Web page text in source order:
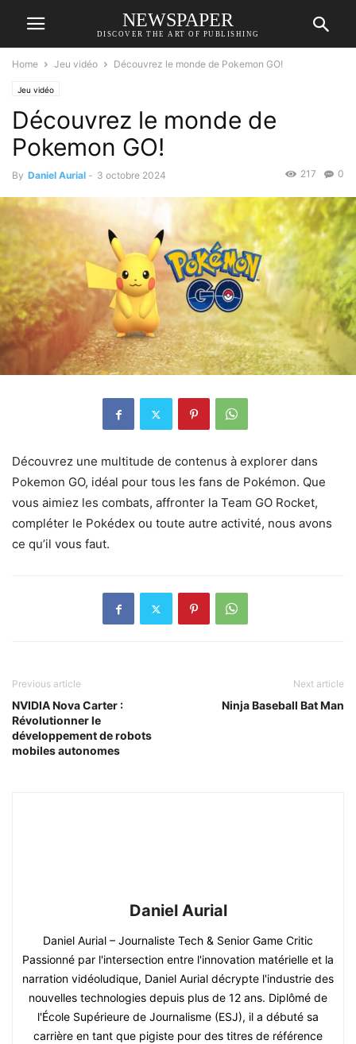
NEWSPAPER
DISCOVER THE ART OF PUBLISHING
Home Jeu vidéo Découvrez le monde de Pokemon GO!
Jeu vidéo
Découvrez le monde de
Pokemon GO!
By Daniel Aurial - 3 octobre 2024 0
217
Découvrez une multitude de contenus à explorer dans
Pokemon GO, idéal pour tous les fans de Pokémon. Que
vous aimiez les combats, affronter la Team GO Rocket,
compléter le Pokédex ou toute autre activité, nous avons
ce qu’il vous faut.
Previous article
NVIDIA Nova Carter :
Révolutionner le
développement de robots
mobiles autonomes
Next article
Ninja Baseball Bat Man
Daniel Aurial
Daniel Aurial – Journaliste Tech & Senior Game Critic
Passionné par l'intersection entre l'innovation matérielle et la
narration vidéoludique, Daniel Aurial décrypte l'industrie des
nouvelles technologies depuis plus de 12 ans. Diplômé de
l'École Supérieure de Journalisme (ESJ), il a débuté sa
carrière en tant que pigiste pour des titres de référence